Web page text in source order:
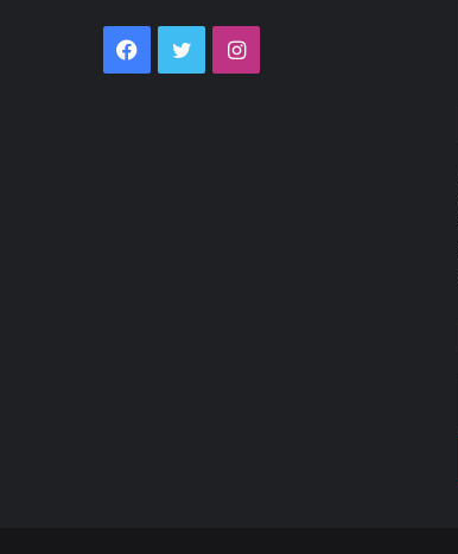
Facebook
TwitterInstagram